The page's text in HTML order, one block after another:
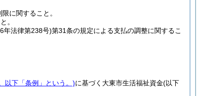
に関すること。
。
年法律第238号)第31条の規定による支払の調整に関するこ
以下「条例」という。)に基づく大東市生活福祉資金(以下